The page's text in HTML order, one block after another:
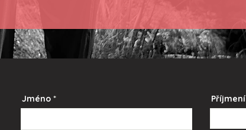
Jméno Příjmení